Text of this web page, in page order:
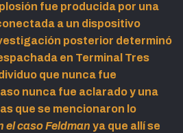
fue producida por una
a un dispositivo
posterior determinó
en Terminal Tres
que nunca fue
nunca fue aclarado y una
que se mencionaron lo
el caso Feldman ya que allí se